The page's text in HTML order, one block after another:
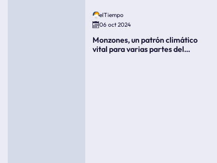
elTiempo
06 oct 2024
Monzones, un patrón climático
vital para varias partes del